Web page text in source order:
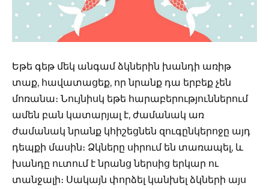
Եթե գեթ մեկ անգամ ձկներին խանդի առիթ
տաք, հավատացեք, որ նրանք դա երբեք չեն
մոռանա։ Նույնիսկ եթե հարաբերություններում
ամեն բան կատարյալ է, ժամանակ առ
ժամանակ նրանք կհիշեցնեն զուգընկերոջը այդ
դեպքի մասին։ Ձկները սիրում են տառապել, և
խանդը ուտում է նրանց ներսից երկար ու
տանջալի։ Սակայն փորձել կանխել ձկների այս